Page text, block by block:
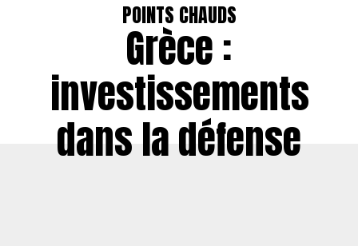
POINTS CHAUDS
Grèce :
investissements
dans la défense